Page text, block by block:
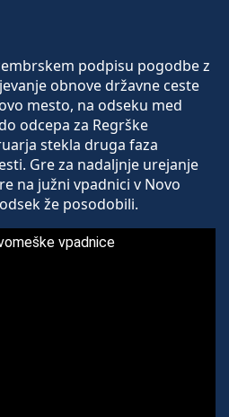
podpisu pogodbe z
obnove državne ceste
mesto, na odseku med
odcepa za Regrške
stekla druga faza
Gre za nadaljnje urejanje
na južni vpadnici v Novo
že posodobili.
vpadnice